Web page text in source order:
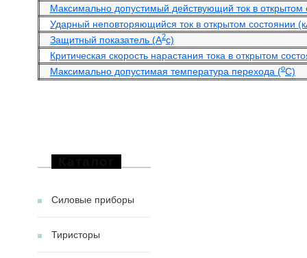
Максимально допустимый действующий ток в открытом
Ударный неповторяющийся ток в открытом состоянии
Защитный показатель (А2с)
Критическая скорость нарастания тока в открытом
Максимально допустимая температура перехода (oС)
Силовые приборы
Тиристоры